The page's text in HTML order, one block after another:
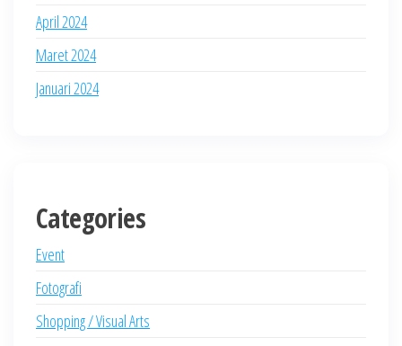
April 2024
Maret 2024
Januari 2024
Categories
Event
Fotografi
Shopping / Visual Arts